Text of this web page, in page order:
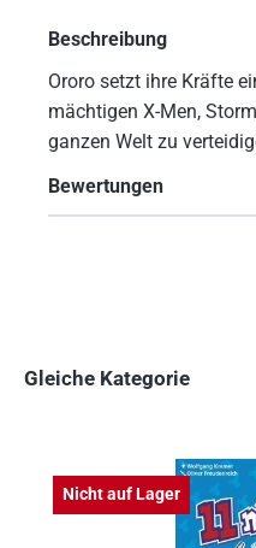
Beschreibung
Ororo setzt ihre Kräfte
mächtigen X-Men,
ganzen Welt zu
Bewertungen
Gleiche Kategorie
Nicht auf Lager